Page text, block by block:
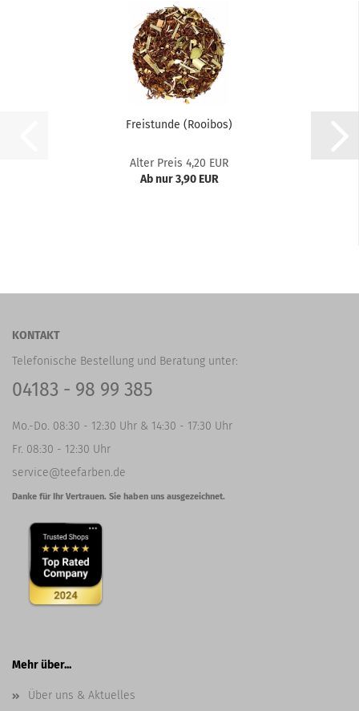
Freistunde (Rooibos)
Alter Preis 4,20 EUR
Ab nur 3,90 EUR
KONTAKT
Telefonische Bestellung und Beratung unter:
04183 - 98 99 385
Mo.-Do. 08:30 - 12:30 Uhr & 14:30 - 17:30 Uhr
Fr. 08:30 - 12:30 Uhr
service@teefarben.de
Danke für Ihr Vertrauen. Sie haben uns ausgezeichnet.
Mehr über...
Über uns & Aktuelles